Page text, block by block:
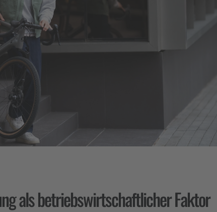
als betriebswirtschaftlicher Faktor